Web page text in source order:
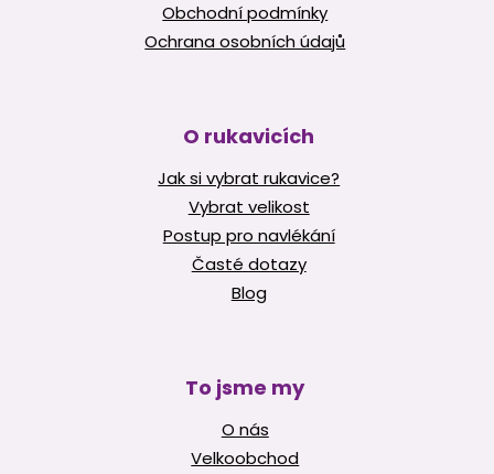
Obchodní podmínky
Ochrana osobních údajů
O rukavicích
Jak si vybrat rukavice?
Vybrat velikost
Postup pro navlékání
Časté dotazy
Blog
To jsme my
O nás
Velkoobchod